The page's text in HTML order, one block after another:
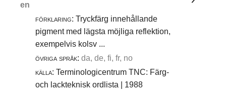
en
förklaring: Tryckfärg innehållande
pigment med lägsta möjliga reflektion,
exempelvis kolsv ...
övriga språk: da, de, fi, fr, no
källa: Terminologicentrum TNC: Färg-
och lackteknisk ordlista | 1988